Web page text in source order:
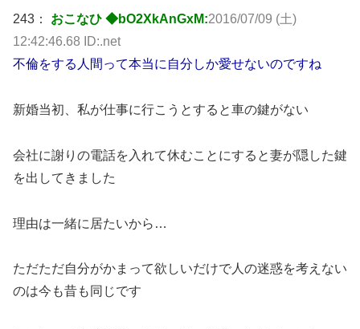
243： おこなひ ◆bO2XkAnGxM:2016/07/09 (土)
12:42:46.68 ID:.net
不倫をする人間って本当に自分しか愛せないのですね
新婚当初、私が仕事に行こうとすると車の鍵がない
会社に謝りの電話を入れて休むことにすると妻が隠した鍵
を出してきました
理由は一緒に居たいから…
ただただ自分がかまって欲しいだけで人の迷惑を考えない
のは今も昔も同じです